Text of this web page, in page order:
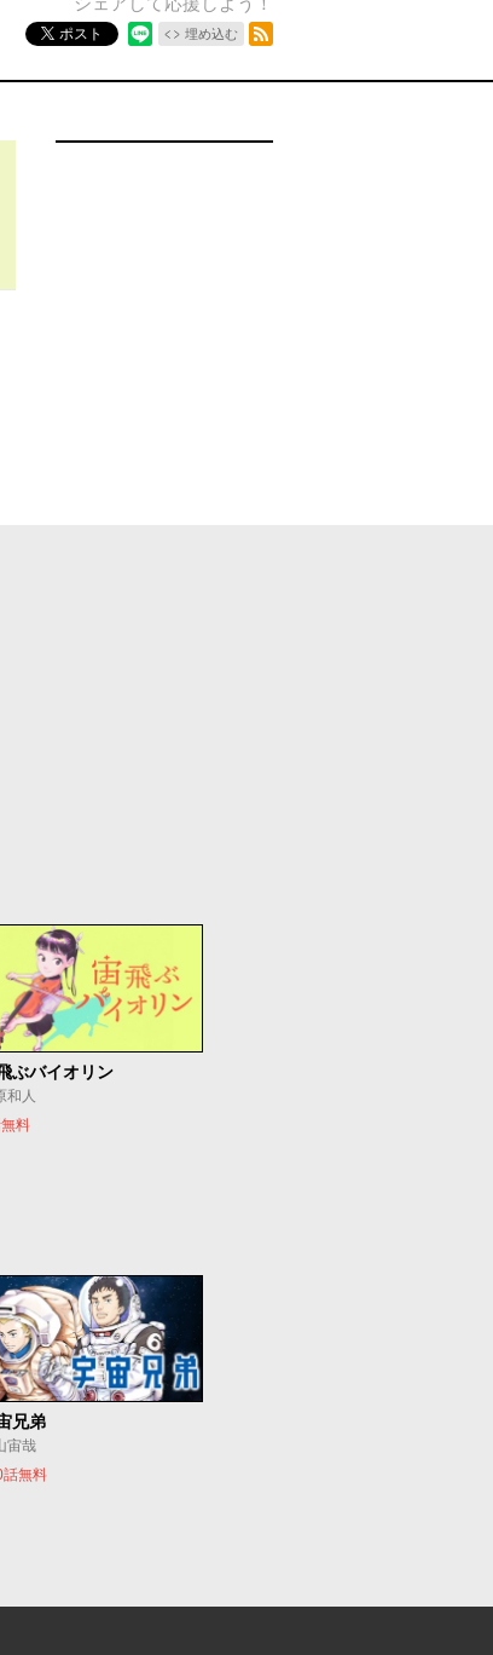
ポスト 埋め込む
ぶバイオリン
和人
料
兄弟
宙哉
話無料